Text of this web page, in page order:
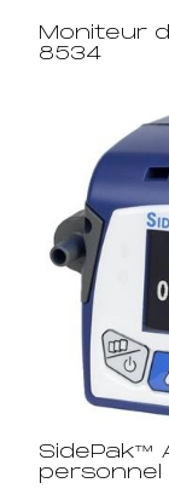
Moniteur
8534
SidePak™
personnel